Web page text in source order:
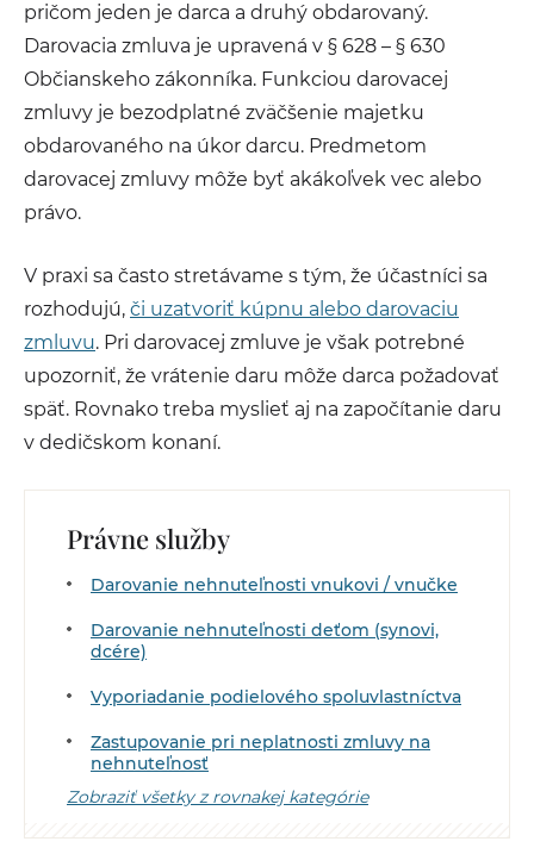
pričom jeden je darca a druhý obdarovaný.
Darovacia zmluva je upravená v § 628 – § 630
Občianskeho zákonníka. Funkciou darovacej
zmluvy je bezodplatné zväčšenie majetku
obdarovaného na úkor darcu. Predmetom
darovacej zmluvy môže byť akákoľvek vec alebo
právo.
V praxi sa často stretávame s tým, že účastníci sa
rozhodujú, či uzatvoriť kúpnu alebo darovaciu
zmluvu. Pri darovacej zmluve je však potrebné
upozorniť, že vrátenie daru môže darca požadovať
späť. Rovnako treba myslieť aj na započítanie daru
v dedičskom konaní.
Právne služby
Darovanie nehnuteľnosti vnukovi / vnučke
Darovanie nehnuteľnosti deťom (synovi,
dcére)
Vyporiadanie podielového spoluvlastníctva
Zastupovanie pri neplatnosti zmluvy na
nehnuteľnosť
Zobraziť všetky z rovnakej kategórie